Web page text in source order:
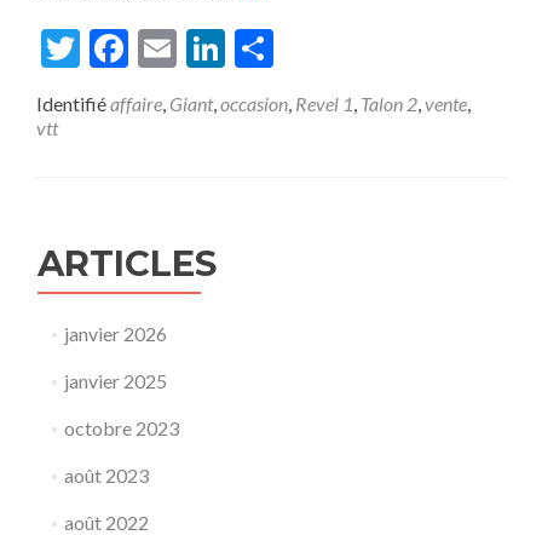
plus
surBonnes
La
Twitter
Facebook
EmailLinkedIn
Identifiéaffaire, Giant,occasion, Revel 1, Talon 2,vente,
vtt
ARTICLES
janvier 2026
janvier 2025
octobre 2023
août 2023
août 2022